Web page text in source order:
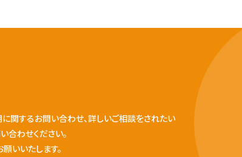
関するお問い合わせ、詳しいご相談をされたい
合わせください。
いいたします。